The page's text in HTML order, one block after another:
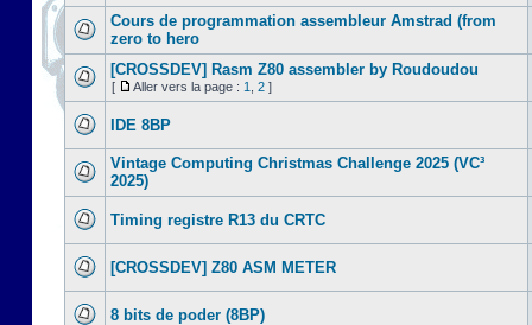
Cours de programmation assembleur Amstrad (from
zero to hero
[CROSSDEV] Rasm Z80 assembler by Roudoudou
[ Aller vers la page : 1 2 ]
IDE 8BP
Vintage Computing Christmas Challenge 2025 (VC³
2025)
Timing registre R13 du CRTC
[CROSSDEV] Z80 ASM METER
8 bits de poder (8BP)